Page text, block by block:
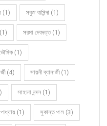
(1) সবুজ বাসিন্দা (1)
সরমা দেবদত্ত (1)
(1)
(4) সায়নী ব্যানার্জী (1)
সাহানা নন্দন (1)
(1) সুকান্ত পাল (3)